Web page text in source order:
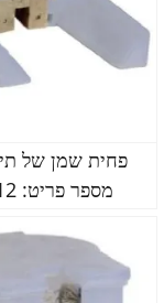
מספר פריט: oj-i12